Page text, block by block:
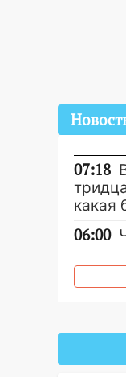
07:18
какая
06:00
сулят